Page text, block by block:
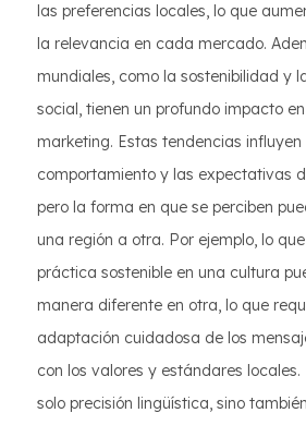
las preferencias locales, lo que
la relevancia en cada mercado.
mundiales, como la sostenibilidad y
social, tienen un profundo impacto
marketing. Estas tendencias
comportamiento y las expectativas
pero la forma en que se perciben
una región a otra. Por ejemplo, lo
práctica sostenible en una cultura
manera diferente en otra, lo que
adaptación cuidadosa de los
con los valores y estándares locales.
solo precisión lingüística, sino